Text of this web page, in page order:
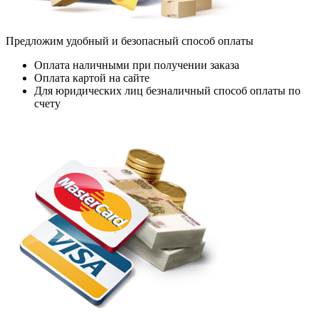
Предложим удобный и безопасный способ оплаты
Оплата наличными при получении заказа
Оплата картой на сайте
Для юридических лиц безналичный способ оплаты по
счету